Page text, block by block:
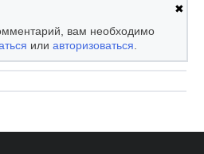
✖
вам необходимо
илиавторизоваться.